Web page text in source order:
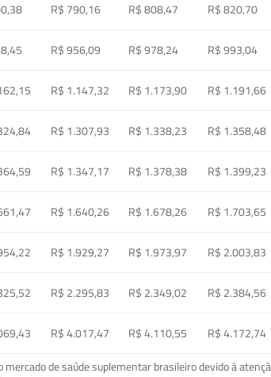
R$ 790,16 R$ 808,47 R$ 820,70
R$ 956,09 R$ 978,24 R$ 993,04
R$ 1.147,32 R$ 1.173,90 R$ 1.191,66
R$ 1.307,93 R$ 1.338,23 R$ 1.358,48
R$ 1.347,17 R$ 1.378,38 R$ 1.399,23
R$ 1.640,26 R$ 1.678,26 R$ 1.703,65
R$ 1.929,27 R$ 1.973,97 R$ 2.003,83
R$ 2.295,83 R$ 2.349,02 R$ 2.384,56
R$ 4.017,47 R$ 4.110,55 R$ 4.172,74
de saúde suplementar brasileiro devido à